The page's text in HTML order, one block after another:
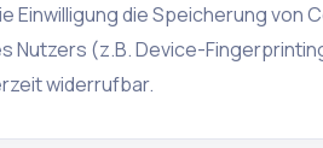
Einwilligung die Speicherung von
Nutzers (z.B. Device-
widerrufbar.